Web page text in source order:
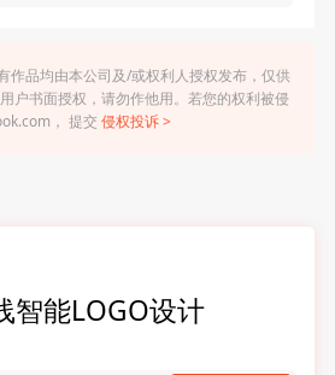
作品均由本公司及/或权利人授权发布，仅供
户书面授权，请勿作他用。若您的权利被侵
， 提交 侵权投诉 >
智能LOGO设计